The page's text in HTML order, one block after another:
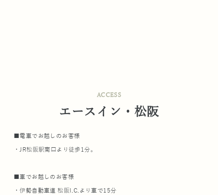
ACCESS
エースイン・松阪
■電車でお越しのお客様
・JR松阪駅南口より徒歩1分。
■車でお越しのお客様
・伊勢自動車道 松阪I.C.より車で15分